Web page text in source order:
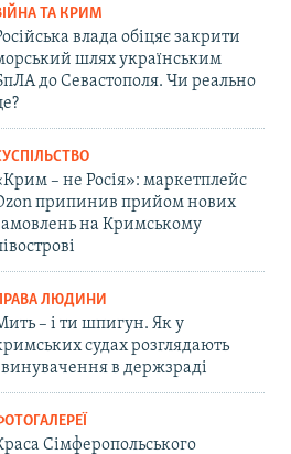
ТА КРИМ
влада обіцяє закрити
шлях українським
до Севастополя. Чи реально
– не Росія»: маркетплейс
припинив прийом нових
на Кримському
ЛЮДИНИ
– і ти шпигун. Як у
судах розглядають
в держзраді
Сімферопольського